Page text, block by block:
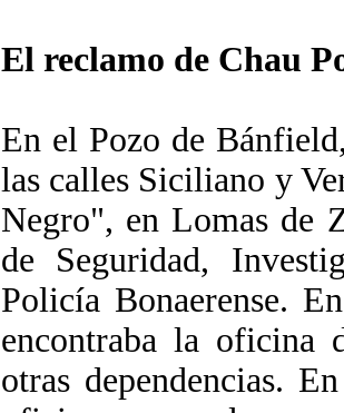
El reclamo de Chau
En el Pozo de
las calles Siciliano y
Negro", en Lomas de
de Seguridad,
Policía Bonaerense.
encontraba la oficina
otras dependencias.